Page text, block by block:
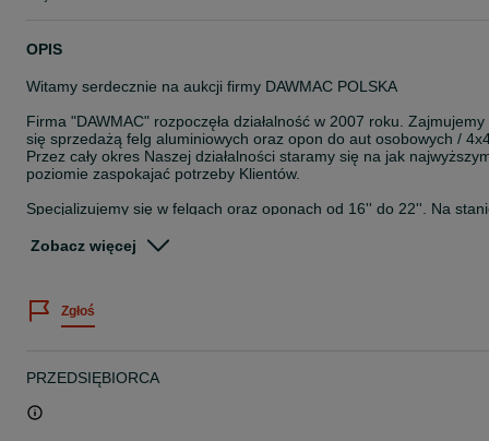
OPIS
Witamy serdecznie na aukcji firmy DAWMAC POLSKA
Firma "DAWMAC" rozpoczęła działalność w 2007 roku. Zajmujemy
się sprzedażą felg aluminiowych oraz opon do aut osobowych /
Przez cały okres Naszej działalności staramy się na jak
poziomie zaspokajać potrzeby Klientów.
Specjalizujemy się w felgach oraz oponach od 16'' do 22''. Na
przedstawicielem takich Firm jak: ISPIRI, OEMS, VEEMANN,
Zawsze staramy się stanąć na wysokości zadania jeśli chodzi o
pomoc w doborze felg do Państwa auta.
Zobacz więcej
Zgłoś
PRZEDSIĘBIORCA